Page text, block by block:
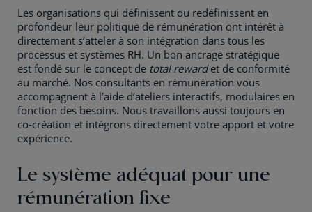
Les organisations qui définissent ou redéfinissent en
profondeur leur politique de rémunération ont intérêt à
directement s’atteler à son intégration dans tous les
processus et systèmes RH. Un bon ancrage stratégique
est fondé sur le concept de total rewardet de conformité
au marché. Nos consultants en rémunération vous
accompagnent à l’aide d’ateliers interactifs, modulaires en
fonction des besoins. Nous travaillons aussi toujours en
co-création et intégrons directement votre apport et votre
expérience.
Le système adéquat pour une
rémunération fixe